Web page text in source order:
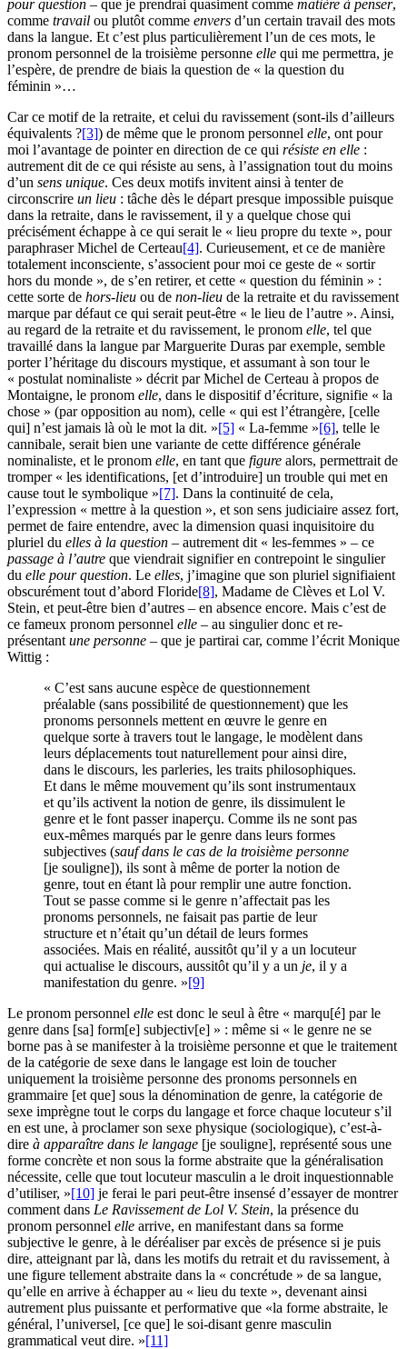
pour question – que je prendrai quasiment comme matière à penser,
comme travail ou plutôt comme envers d’un certain travail des mots
dans la langue. Et c’est plus particulièrement l’un de ces mots, le
pronom personnel de la troisième personne elle qui me permettra, je
l’espère, de prendre de biais la question de « la question du
féminin »…
Car ce motif de la retraite, et celui du ravissement (sont-ils d’ailleurs
équivalents ?[3]) de même que le pronom personnel elle, ont pour
moi l’avantage de pointer en direction de ce qui résiste en elle :
autrement dit de ce qui résiste au sens, à l’assignation tout du moins
d’un sens unique. Ces deux motifs invitent ainsi à tenter de
circonscrire un lieu : tâche dès le départ presque impossible puisque
dans la retraite, dans le ravissement, il y a quelque chose qui
précisément échappe à ce qui serait le « lieu propre du texte », pour
paraphraser Michel de Certeau[4]. Curieusement, et ce de manière
totalement inconsciente, s’associent pour moi ce geste de « sortir
hors du monde », de s’en retirer, et cette « question du féminin » :
cette sorte de hors-lieu ou de non-lieu de la retraite et du ravissement
marque par défaut ce qui serait peut-être « le lieu de l’autre ». Ainsi,
au regard de la retraite et du ravissement, le pronom elle, tel que
travaillé dans la langue par Marguerite Duras par exemple, semble
porter l’héritage du discours mystique, et assumant à son tour le
« postulat nominaliste » décrit par Michel de Certeau à propos de
Montaigne, le pronom elle, dans le dispositif d’écriture, signifie « la
chose » (par opposition au nom), celle « qui est l’étrangère, [celle
qui] n’est jamais là où le mot la dit. »[5] « La-femme »[6], telle le
cannibale, serait bien une variante de cette différence générale
nominaliste, et le pronom elle, en tant que figure alors, permettrait de
tromper « les identifications, [et d’introduire] un trouble qui met en
cause tout le symbolique »[7]. Dans la continuité de cela,
l’expression « mettre à la question », et son sens judiciaire assez fort,
permet de faire entendre, avec la dimension quasi inquisitoire du
pluriel du elles à la question – autrement dit « les-femmes » – ce
passage à l’autre que viendrait signifier en contrepoint le singulier
du elle pour question. Le elles, j’imagine que son pluriel signifiaient
obscurément tout d’abord Floride[8], Madame de Clèves et Lol V.
Stein, et peut-être bien d’autres – en absence encore. Mais c’est de
ce fameux pronom personnel elle – au singulier donc et re-
présentant une personne – que je partirai car, comme l’écrit Monique
Wittig :
« C’est sans aucune espèce de questionnement
préalable (sans possibilité de questionnement) que les
pronoms personnels mettent en œuvre le genre en
quelque sorte à travers tout le langage, le modèlent dans
leurs déplacements tout naturellement pour ainsi dire,
dans le discours, les parleries, les traits philosophiques.
Et dans le même mouvement qu’ils sont instrumentaux
et qu’ils activent la notion de genre, ils dissimulent le
genre et le font passer inaperçu. Comme ils ne sont pas
eux-mêmes marqués par le genre dans leurs formes
subjectives (sauf dans le cas de la troisième personne
[je souligne]), ils sont à même de porter la notion de
genre, tout en étant là pour remplir une autre fonction.
Tout se passe comme si le genre n’affectait pas les
pronoms personnels, ne faisait pas partie de leur
structure et n’était qu’un détail de leurs formes
associées. Mais en réalité, aussitôt qu’il y a un locuteur
qui actualise le discours, aussitôt qu’il y a un je, il y a
manifestation du genre. »[9]
Le pronom personnel elle est donc le seul à être « marqu[é] par le
genre dans [sa] form[e] subjectiv[e] » : même si « le genre ne se
borne pas à se manifester à la troisième personne et que le traitement
de la catégorie de sexe dans le langage est loin de toucher
uniquement la troisième personne des pronoms personnels en
grammaire [et que] sous la dénomination de genre, la catégorie de
sexe imprègne tout le corps du langage et force chaque locuteur s’il
en est une, à proclamer son sexe physique (sociologique), c’est-à-
dire à apparaître dans le langage [je souligne], représenté sous une
forme concrète et non sous la forme abstraite que la généralisation
nécessite, celle que tout locuteur masculin a le droit inquestionnable
d’utiliser, »[10] je ferai le pari peut-être insensé d’essayer de montrer
comment dans Le Ravissement de Lol V. Stein, la présence du
pronom personnel elle arrive, en manifestant dans sa forme
subjective le genre, à le déréaliser par excès de présence si je puis
dire, atteignant par là, dans les motifs du retrait et du ravissement, à
une figure tellement abstraite dans la « concrétude » de sa langue,
qu’elle en arrive à échapper au « lieu du texte », devenant ainsi
autrement plus puissante et performative que «la forme abstraite, le
général, l’universel, [ce que] le soi-disant genre masculin
grammatical veut dire. »[11]